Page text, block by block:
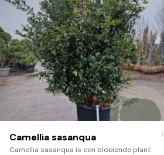
Camellia sasanqua
camellia sasanqua is een bloeiende plant